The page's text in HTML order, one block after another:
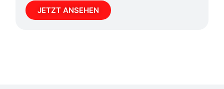
JETZT ANSEHEN